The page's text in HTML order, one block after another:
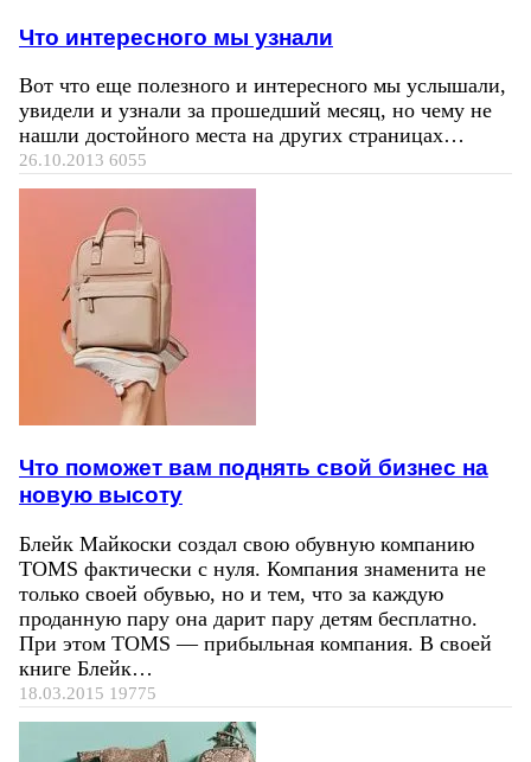
Что интересного мы узнали
Вот что еще полезного и интересного мы услышали,
увидели и узнали за прошедший месяц, но чему не
нашли достойного места на других страницах…
26.10.2013 6055
Что поможет вам поднять свой бизнес на
новую высоту
Блейк Майкоски создал свою обувную компанию
TOMS фактически с нуля. Компания знаменита не
только своей обувью, но и тем, что за каждую
проданную пару она дарит пару детям бесплатно.
При этом TOMS — прибыльная компания. В своей
книге Блейк…
18.03.2015 19775